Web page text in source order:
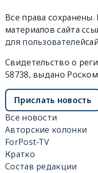
Все права
материалов сайта
для пользователей
Свидетельство о
58738, выдано
Прислать новость
Все новости
Авторские колонки
ForPost-TV
Кратко
Состав редакции